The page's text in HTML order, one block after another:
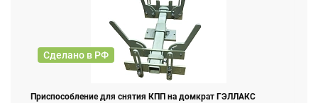
Сделано в РФ
Приспособление для снятия КПП на домкрат ГЭЛЛАКС